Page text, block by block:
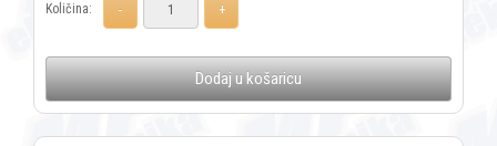
Količina:
Dodaj u košaricu